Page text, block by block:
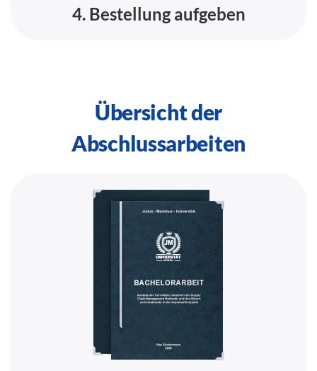
4. Bestellung aufgeben
Übersicht der
Abschlussarbeiten